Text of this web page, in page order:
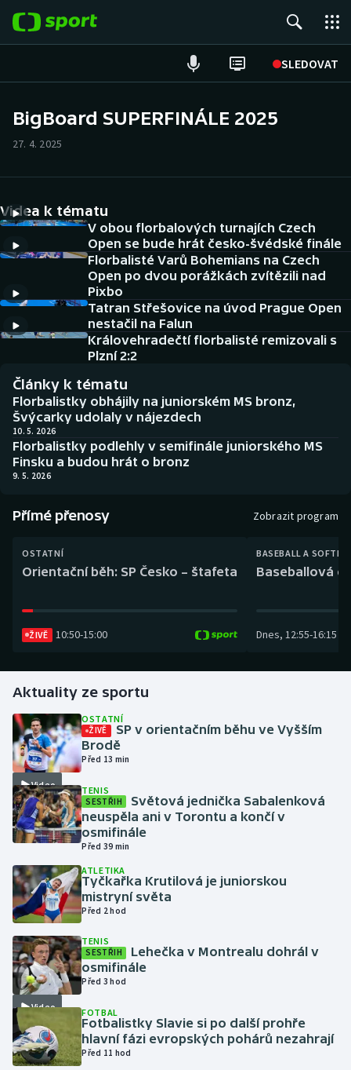
SLEDOVAT
Hokej
Tenis
Atletika
Cyklistika
DALŠÍ SPORTY
Americký fotbal
Baseball a softbal
Basketbal
Biatlon
Boby a skeleton
Box
Curling
Florbal
Golf
Gymnastika
Házená
Jezdectví
Krasobruslení
Lezení
Lyže a snowboard
Moderní pětiboj
Motorsport
NEPŘEHLÉDNĚTE
Historické návraty
Aplikace ČT sport
AZ kvíz
BigBoard SUPERFINÁLE 2025
27. 4. 2025
Videa k tématu
V obou florbalových turnajích Czech
Open se bude hrát česko-švédské finále
Florbalisté Varů Bohemians na Czech
Open po dvou porážkách zvítězili nad
Pixbo
Tatran Střešovice na úvod Prague Open
nestačil na Falun
Královehradečtí florbalisté remizovali s
Plzní 2:2
Články k tématu
Florbalistky obhájily na juniorském MS bronz,
Švýcarky udolaly v nájezdech
10. 5. 2026
Florbalistky podlehly v semifinále juniorského MS
Finsku a budou hrát o bronz
9. 5. 2026
Přímé přenosy Zobrazit program
OSTATNÍ
Orientační běh: SP Česko – štafeta
ŽIVĚ 10:50-15:00
BASEBALL A
Baseballová
Dnes, 12:55-16:15
Aktuality ze sportu
Video
OSTATNÍ
ŽIVĚ
SP v orientačním běhu ve Vyšším
Brodě
Před 13 min
TENIS
SESTŘIH
Světová jednička Sabalenková
neuspěla ani v Torontu a končí v
osmifinále
Před 39 min
ATLETIKA
Tyčkařka Krutilová je juniorskou
mistryní světa
Před 2 hod
Video
TENIS
SESTŘIH
Lehečka v Montrealu dohrál v
osmifinále
Před 3 hod
FOTBAL
Fotbalistky Slavie si po další prohře
hlavní fázi evropských pohárů nezahrají
Před 11 hod